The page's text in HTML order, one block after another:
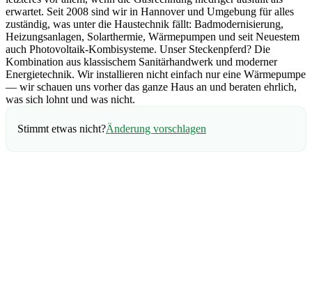
erwartet. Seit 2008 sind wir in Hannover und Umgebung für alles
zuständig, was unter die Haustechnik fällt: Badmodernisierung,
Heizungsanlagen, Solarthermie, Wärmepumpen und seit Neuestem
auch Photovoltaik-Kombisysteme. Unser Steckenpferd? Die
Kombination aus klassischem Sanitärhandwerk und moderner
Energietechnik. Wir installieren nicht einfach nur eine Wärmepumpe
— wir schauen uns vorher das ganze Haus an und beraten ehrlich,
was sich lohnt und was nicht.
Stimmt etwas nicht?Änderung vorschlagen